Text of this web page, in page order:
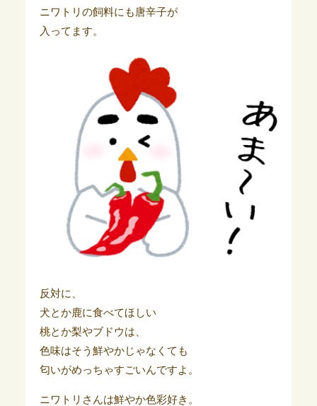
ニワトリの飼料にも唐辛子が
入ってます。
反対に、
犬とか鹿に食べてほしい
桃とか梨やブドウは、
色味はそう鮮やかじゃなくても
匂いがめっちゃすごいんですよ。
ニワトリさんは鮮やか色彩好き。